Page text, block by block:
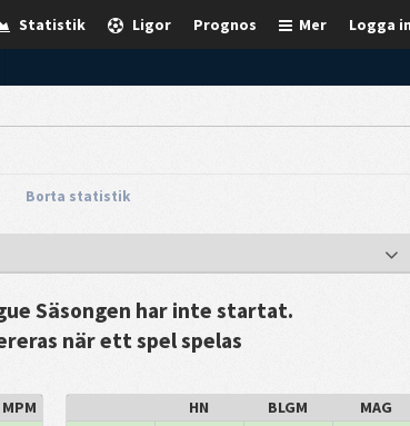
Logga in
Mer
Prognos
Ligor
Statistik
Borta statistik
Säsongen har inte startat.
när ett spel spelas
MPM HN BLGM MAG